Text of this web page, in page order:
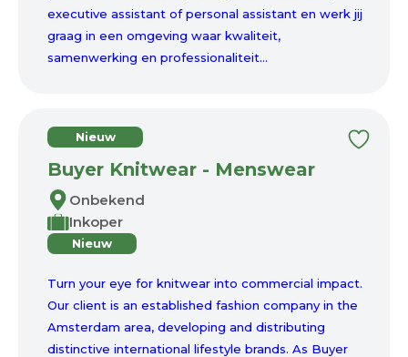
executive assistant of personal assistant en werk jij
graag in een omgeving waar kwaliteit,
samenwerking en professionaliteit...
Nieuw
Buyer Knitwear - Menswear
Onbekend
Inkoper
Nieuw
Turn your eye for knitwear into commercial impact.
Our client is an established fashion company in the
Amsterdam area, developing and distributing
distinctive international lifestyle brands. As Buyer